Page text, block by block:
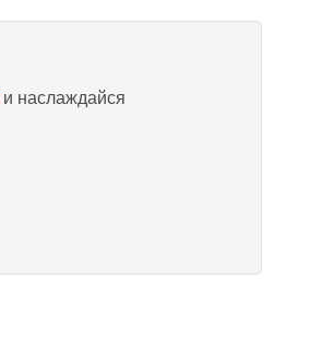
и наслаждайся